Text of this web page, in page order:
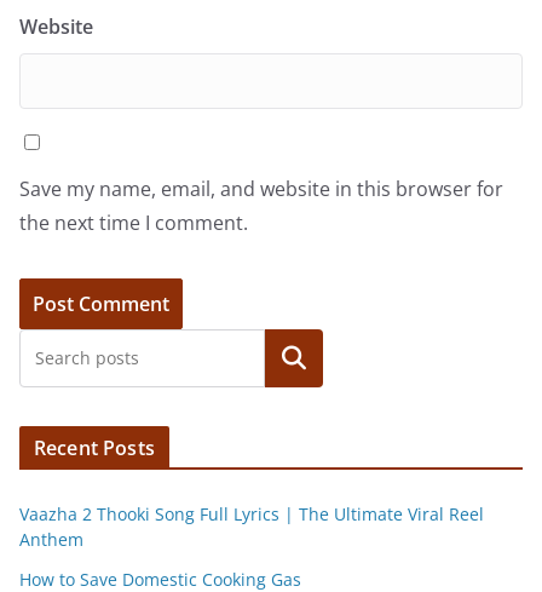
Website
Save my name, email, and website in this browser for
the next time I comment.
Search
Recent Posts
Vaazha 2 Thooki Song Full Lyrics | The Ultimate Viral Reel
Anthem
How to Save Domestic Cooking Gas